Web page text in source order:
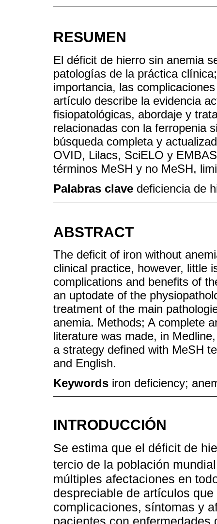
RESUMEN
El déficit de hierro sin anemia
patologías de la práctica
importancia, las
artículo describe la evidencia
fisiopatológicas, abordaje y
relacionadas con la ferropenia
búsqueda completa y
OVID, Lilacs, SciELO y
términos MeSH y no MeSH,
Palabras clave deficiencia de
ABSTRACT
The deficit of iron without
clinical practice, however, little
complications and benefits of
an uptodate of the
treatment of the main
anemia. Methods; A complete
literature was made, in
a strategy defined with MeSH
and English.
Keywords iron deficiency;
INTRODUCCIÓN
Se estima que el déficit de
tercio de la población
múltiples afectaciones en
despreciable de artículos
complicaciones, síntomas y
pacientes con